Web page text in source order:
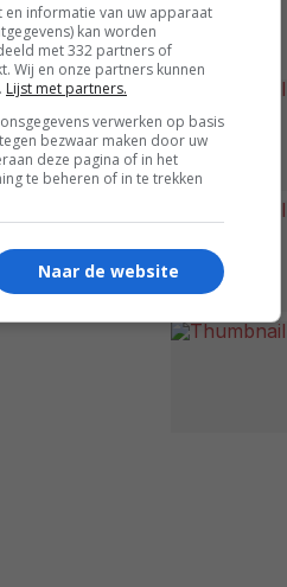
informatie van uw apparaat
kan worden
met 332 partners of
Wij en onze partners kunnen
Lijst met partners.
verwerken op basis
bezwaar maken door uw
deze pagina of in het
te beheren of in te trekken
Naar de website